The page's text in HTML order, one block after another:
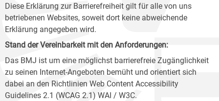
Diese Erklärung zur Barrierefreiheit gilt für alle von uns
betriebenen Websites, soweit dort keine abweichende
Erklärung angegeben wird.
Stand der Vereinbarkeit mit den Anforderungen:
Das BMJ ist um eine möglichst barrierefreie Zugänglichkeit
zu seinen Internet-Angeboten bemüht und orientiert sich
dabei an den Richtlinien Web Content Accessibility
Guidelines 2.1 (WCAG 2.1) WAI / W3C.